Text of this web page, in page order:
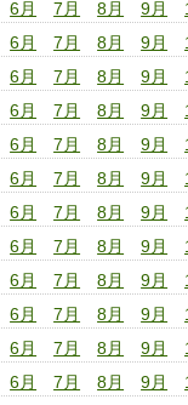
6月 7月 8月 9月
6月 7月 8月 9月
6月 7月 8月 9月
6月 7月 8月 9月
6月 7月 8月 9月
6月 7月 8月 9月
6月 7月 8月 9月
6月 7月 8月 9月
6月 7月 8月 9月
6月 7月 8月 9月
6月 7月 8月 9月
6月 7月 8月 9月